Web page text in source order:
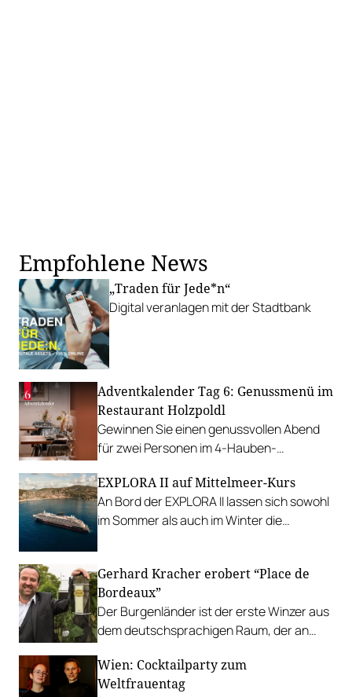
Empfohlene News
„Traden für Jede*n“
Digital veranlagen mit der Stadtbank
Adventkalender Tag 6: Genussmenü im
Restaurant Holzpoldl
Gewinnen Sie einen genussvollen Abend
für zwei Personen im 4-Hauben-
Gourmetmenü.
EXPLORA II auf Mittelmeer-Kurs
An Bord der EXPLORA II lassen sich sowohl
im Sommer als auch im Winter die
Gerhard Kracher erobert “Place de
Bordeaux”
Der Burgenländer ist der erste Winzer aus
dem deutschsprachigen Raum, der an
renommiertesten Weine der Welt
teilnehmen darf.
Wien: Cocktailparty zum
Weltfrauentag